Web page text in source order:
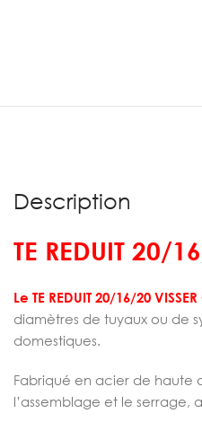
Description
TE REDUIT 20/
Le TE REDUIT 20/16/20 VISSER
diamètres de tuyaux ou de
domestiques.
Fabriqué en acier de haute
l’assemblage et le serrage,